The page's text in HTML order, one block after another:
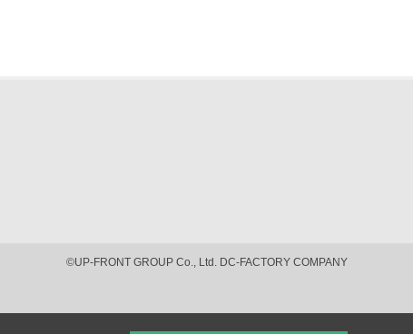
©UP-FRONT GROUP Co., Ltd. DC-FACTORY COMPANY